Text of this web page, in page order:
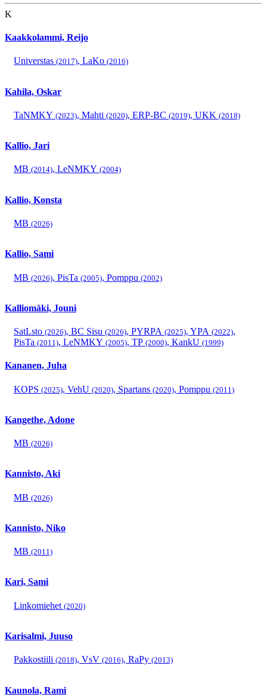
K
Kaakkolammi, Reijo
Universtas (2017), LaKo (2016)
Kahila, Oskar
TaNMKY (2023), Mahti (2020), ERP-BC (2019), UKK (2018)
Kallio, Jari
MB (2014), LeNMKY (2004)
Kallio, Konsta
MB (2026)
Kallio, Sami
MB (2026), PisTa (2005), Pomppu (2002)
Kalliomäki, Jouni
SatLsto (2026), BC Sisu (2026), PYRPA (2025), YPA (2022),
PisTa (2011), LeNMKY (2005), TP (2000), KankU (1999)
Kananen, Juha
KOPS (2025), VehU (2020), Spartans (2020), Pomppu (2011)
Kangethe, Adone
MB (2026)
Kannisto, Aki
MB (2026)
Kannisto, Niko
MB (2011)
Kari, Sami
Linkomiehet (2020)
Karisalmi, Juuso
Pakkostiili (2018), VsV (2016), RaPy (2013)
Kaunola, Rami